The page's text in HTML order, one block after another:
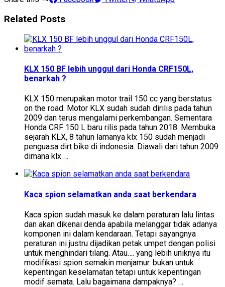
Related Posts
KLX 150 BF lebih unggul dari Honda CRF150L,
benarkah ?
KLX 150 merupakan motor trail 150 cc yang berstatus
on the road. Motor KLX sudah sudah dirilis pada tahun
2009 dan terus mengalami perkembangan. Sementara
Honda CRF 150 L baru rilis pada tahun 2018. Membuka
sejarah KLX, 8 tahun lamanya klx 150 sudah menjadi
penguasa dirt bike di indonesia. Diawali dari tahun 2009
dimana klx …
Kaca spion selamatkan anda saat berkendara
Kaca spion sudah masuk ke dalam peraturan lalu lintas
dan akan dikenai denda apabila melanggar tidak adanya
komponen ini dalam kendaraan. Tetapi sayangnya
peraturan ini justru dijadikan petak umpet dengan polisi
untuk menghindari tilang. Atau…. yang lebih uniknya itu
modifikasi spion semakin menjamur. bukan untuk
kepentingan keselamatan tetapi untuk kepentingan
modif semata. Lalu bagaimana dampaknya? …